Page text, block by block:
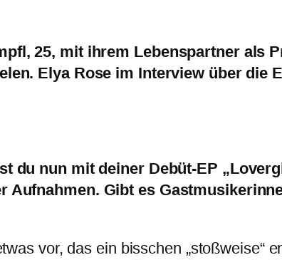
25, mit ihrem Lebenspartner als
Elya Rose im Interview über die
du nun mit deiner Debüt-EP
Aufnahmen. Gibt es
vor, das ein bisschen „stoßweise“